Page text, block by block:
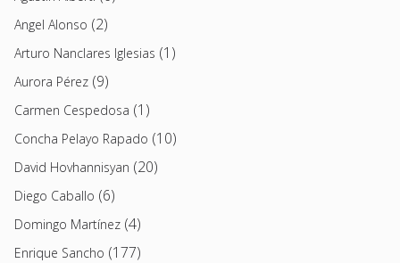
Angel Alonso (2)
Arturo Nanclares Iglesias (1)
Aurora Pérez (9)
Carmen Cespedosa (1)
Concha Pelayo Rapado (10)
David Hovhannisyan (20)
Diego Caballo (6)
Domingo Martínez (4)
Enrique Sancho (177)